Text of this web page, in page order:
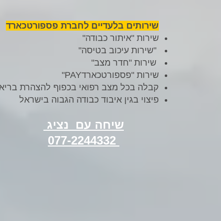
​שירותים בלעדיים לחברת פספורטכארד
שירות "איתור כבודה"
"שירות עיכוב בטיסה"
שירות "חדר מצב"
שירות "פספורטכארדPAY"
קבלה בכל מצב רפואי בכפוף להצהרת
פיצוי בגין איבוד כבודה הגבוה בישראל
שיחה עם נציג